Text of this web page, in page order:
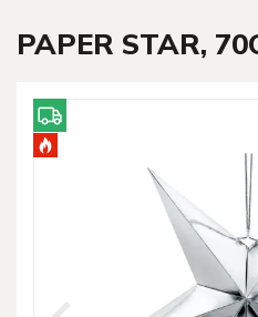
PAPER STAR,